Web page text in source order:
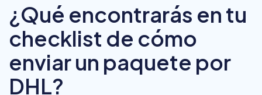
¿Qué encontrarás en tu
checklist de cómo
enviar un paquete por
DHL?